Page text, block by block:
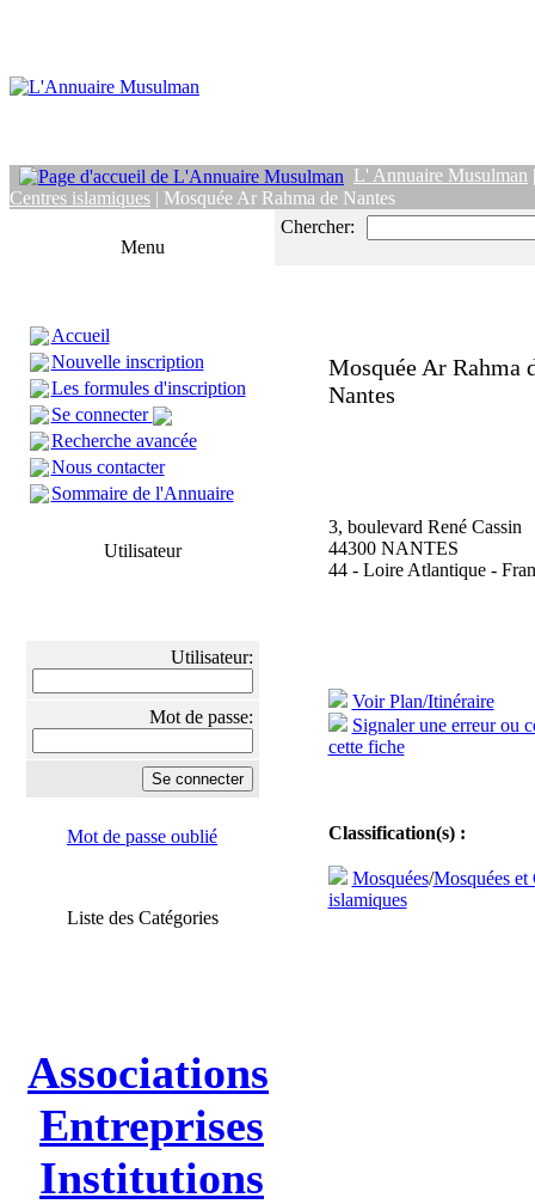
L' Annuaire Musulman
Centres islamiques | Mosquée Ar Rahma de Nantes
Menu
Accueil
Nouvelle inscription
Les formules d'inscription
Se connecter
Recherche avancée
Nous contacter
Sommaire de l'Annuaire
Utilisateur
Utilisateur:
Mot de passe:
Mot de passe oublié
Liste des Catégories
Associations
Entreprises
Institutions
Chercher:
Mosquée Ar Rahma
Nantes
3, boulevard René Cassin
44300 NANTES
44 - Loire Atlantique -
Voir Plan/Itinéraire
Signaler une erreur ou
cette fiche
Classification(s) :
Mosquées/Mosquées et
islamiques